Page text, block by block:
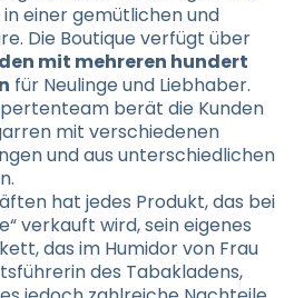
in einer gemütlichen und
Die Boutique verfügt über
mit mehreren hundert
für Neulinge und Liebhaber.
berät die Kunden
mit verschiedenen
und aus unterschiedlichen
hat jedes Produkt, das bei
verkauft wird, sein eigenes
das im Humidor von Frau
des Tabakladens,